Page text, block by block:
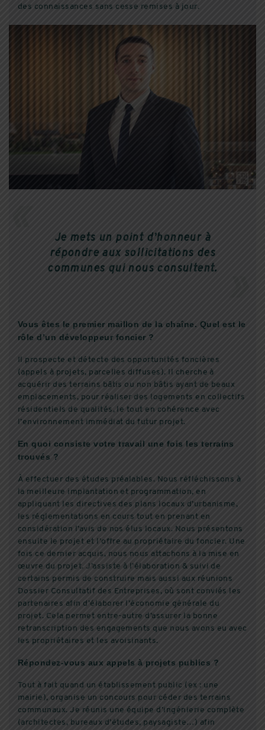
des connaissances sans cesse remises à jour.
Je mets un point d’honneur à
répondre aux sollicitations des
communes qui nous consultent.
Vous êtes le premier maillon de la chaîne. Quel est le
rôle d’un développeur foncier ?
Il prospecte et détecte des opportunités foncières
(appels à projets, parcelles diffuses). Il cherche à
acquérir des terrains bâtis ou non bâtis ayant de beaux
emplacements, pour réaliser des logements en collectifs
résidentiels de qualités, le tout en cohérence avec
l’environnement immédiat du futur projet.
En quoi consiste votre travail une fois les terrains
trouvés ?
À effectuer des études préalables. Nous réfléchissons à
la meilleure implantation et programmation, en
appliquant les directives des plans locaux d’urbanisme,
les réglementations en cours tout en prenant en
considération l’avis de nos élus locaux. Nous présentons
ensuite le projet et l’offre au propriétaire du foncier. Une
fois ce dernier acquis, nous nous attachons à la mise en
œuvre du projet. J’assiste à l’élaboration & suivi de
certains permis de construire mais aussi aux réunions
Dossier Consultatif des Entreprises, où sont conviés les
partenaires afin d’élaborer l’économie générale du
projet. Cela permet entre-autre d’assurer la bonne
retranscription des engagements que nous avons eu avec
les propriétaires et les avoisinants.
Répondez-vous aux appels à projets publics ?
Tout à fait quand un établissement public (ex : une
mairie), organise un concours pour céder des terrains
communaux. Je réunis une équipe d’ingénierie complète
(architectes, bureaux d’études, paysagiste…) afin